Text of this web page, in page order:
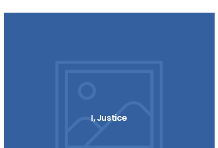
I, Justice